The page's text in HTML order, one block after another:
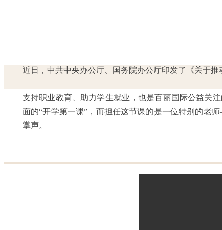
近日，中共中央办公厅、国务院办公厅印发了《关于
支持职业教育、助力学生就业，也是百丽国际公益关
面的“开学第一课”，而担任这节课的是一位特别的老
掌声。